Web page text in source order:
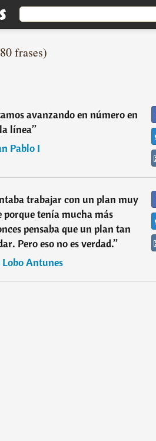
frases)
avanzando en número en
línea”
Pablo I
trabajar con un plan muy
porque tenía mucha más
pensaba que un plan tan
Pero eso no es verdad.”
Antunes